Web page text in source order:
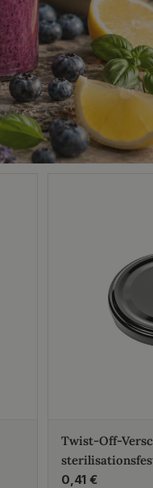
Twist-Off-
Regulärer
0,41 €